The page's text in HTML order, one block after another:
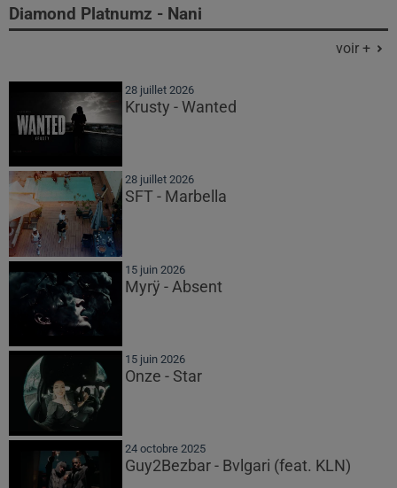
Diamond Platnumz - Nani
voir +
28 juillet 2026
Krusty - Wanted
28 juillet 2026
SFT - Marbella
15 juin 2026
Myrÿ - Absent
15 juin 2026
Onze - Star
24 octobre 2025
Guy2Bezbar - Bvlgari (feat. KLN)